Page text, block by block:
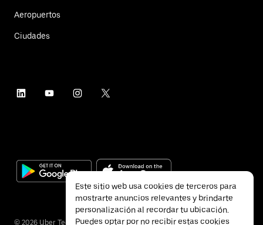
Aeropuertos
Ciudades
© 2026 Uber Technologies Inc.
Este sitio web usa cookies de terceros para
mostrarte anuncios relevantes y brindarte
personalización al recordar tu ubicación.
Puedes optar por no recibir estas cookies